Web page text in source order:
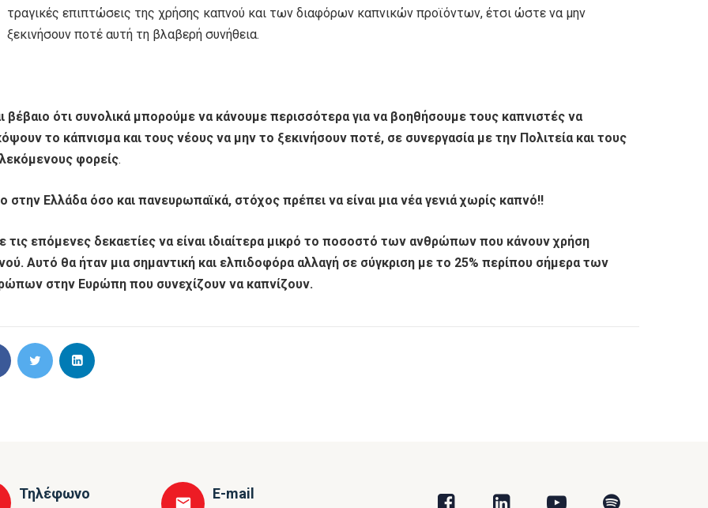
τραγικές επιπτώσεις της χρήσης καπνού και των διαφόρων καπνικών προϊόντων, έτσι ώστε να μην
ξεκινήσουν ποτέ αυτή τη βλαβερή συνήθεια.
βέβαιο ότι συνολικά μπορούμε να κάνουμε περισσότερα για να βοηθήσουμε τους καπνιστές να
το κάπνισμα και τους νέους να μην το ξεκινήσουν ποτέ, σε συνεργασία με την Πολιτεία και τους
φορείς.
στην Ελλάδα όσο και πανευρωπαϊκά, στόχος πρέπει να είναι μια νέα γενιά χωρίς καπνό!!
τις επόμενες δεκαετίες να είναι ιδιαίτερα μικρό το ποσοστό των ανθρώπων που κάνουν χρήση
Αυτό θα ήταν μια σημαντική και ελπιδοφόρα αλλαγή σε σύγκριση με το 25% περίπου σήμερα των
στην Ευρώπη που συνεχίζουν να καπνίζουν.
Τηλέφωνο E-mail